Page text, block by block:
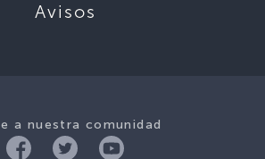
Avisos
a nuestra comunidad